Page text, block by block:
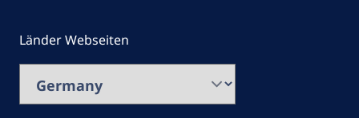
Länder Webseiten